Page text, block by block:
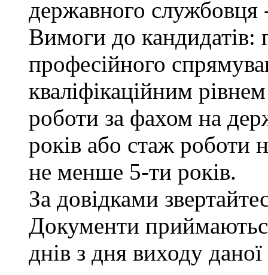
державного службовця
Вимоги до кандидатів:
професійного
кваліфікаційним
роботи за фахом на
років або стаж роботи
не менше 5-ти років.
За довідками
Документи
днів з дня виходу даної